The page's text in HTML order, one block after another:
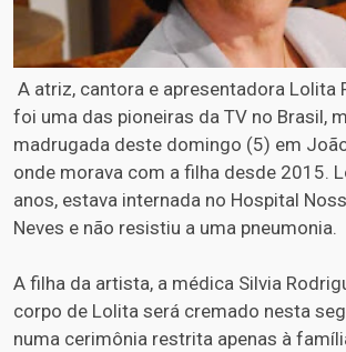
A atriz, cantora e apresentadora Lolita
foi uma das pioneiras da TV no Brasil,
madrugada deste domingo (5) em
onde morava com a filha desde 2015.
anos, estava internada no Hospital
Neves e não resistiu a uma pneumonia.
A filha da artista, a médica Silvia
corpo de Lolita será cremado nesta
numa cerimônia restrita apenas à